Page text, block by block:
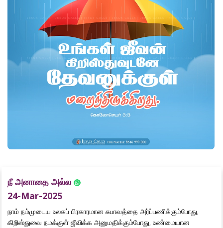
நீ அனாதை அல்ல
24-Mar-2025
நாம் நம்முடைய உலகப் பிரகாரமான சுபாவத்தை அர்ப்பணிக்கும்போது,
கிறிஸ்துவை நமக்குள் ஜீவிக்க அனுமதிக்கும்போது, உண்மையான